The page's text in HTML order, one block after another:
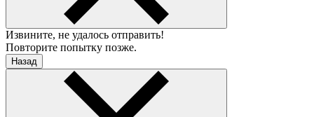
Извините, не удалось отправить!
Повторите попытку позже.
Назад